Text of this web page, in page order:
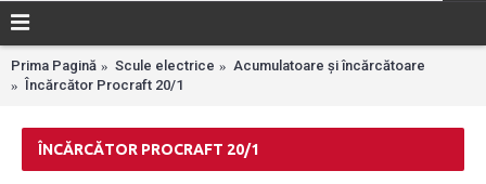
Prima Pagină Scule electrice
Acumulatoare și încărcătoare
Încărcător Procraft 20/1
ÎNCĂRCĂTOR PROCRAFT 20/1